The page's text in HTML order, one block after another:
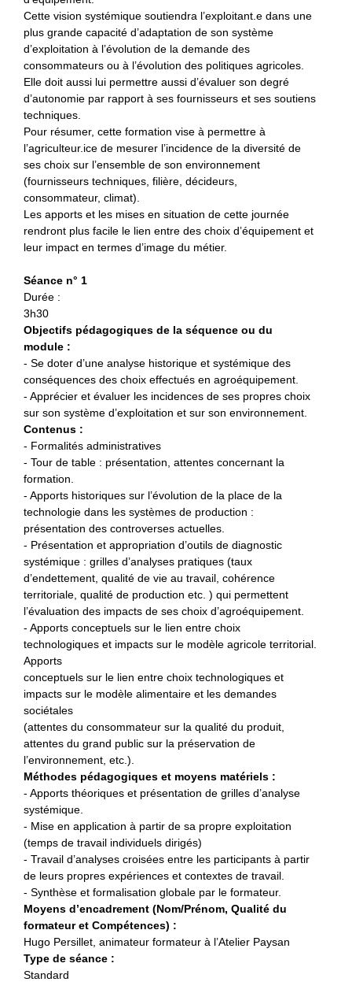
Cette vision systémique soutiendra l’exploitant.e dans une
plus grande capacité d’adaptation de son système
d’exploitation à l’évolution de la demande des
consommateurs ou à l’évolution des politiques agricoles.
Elle doit aussi lui permettre aussi d’évaluer son degré
d’autonomie par rapport à ses fournisseurs et ses soutiens
techniques.
Pour résumer, cette formation vise à permettre à
l’agriculteur.ice de mesurer l’incidence de la diversité de
ses choix sur l’ensemble de son environnement
(fournisseurs techniques, filière, décideurs,
consommateur, climat).
Les apports et les mises en situation de cette journée
rendront plus facile le lien entre des choix d’équipement et
leur impact en termes d’image du métier.
Séance n° 1
Durée :
3h30
Objectifs pédagogiques de la séquence ou du
module :
- Se doter d’une analyse historique et systémique des
conséquences des choix effectués en agroéquipement.
- Apprécier et évaluer les incidences de ses propres choix
sur son système d’exploitation et sur son environnement.
Contenus :
- Formalités administratives
- Tour de table : présentation, attentes concernant la
formation.
- Apports historiques sur l’évolution de la place de la
technologie dans les systèmes de production :
présentation des controverses actuelles.
- Présentation et appropriation d’outils de diagnostic
systémique : grilles d’analyses pratiques (taux
d’endettement, qualité de vie au travail, cohérence
territoriale, qualité de production etc. ) qui permettent
l’évaluation des impacts de ses choix d’agroéquipement.
- Apports conceptuels sur le lien entre choix
technologiques et impacts sur le modèle agricole territorial.
Apports
conceptuels sur le lien entre choix technologiques et
impacts sur le modèle alimentaire et les demandes
sociétales
(attentes du consommateur sur la qualité du produit,
attentes du grand public sur la préservation de
l’environnement, etc.).
Méthodes pédagogiques et moyens matériels :
- Apports théoriques et présentation de grilles d’analyse
systémique.
- Mise en application à partir de sa propre exploitation
(temps de travail individuels dirigés)
- Travail d’analyses croisées entre les participants à partir
de leurs propres expériences et contextes de travail.
- Synthèse et formalisation globale par le formateur.
Moyens d’encadrement (Nom/Prénom, Qualité du
formateur et Compétences) :
Hugo Persillet, animateur formateur à l’Atelier Paysan
Type de séance :
Standard